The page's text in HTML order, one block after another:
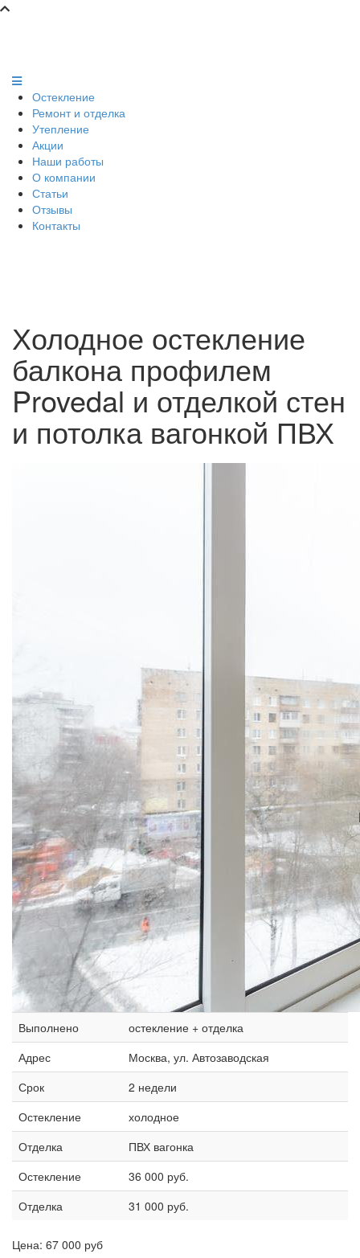
Остекление
Ремонт и отделка
Утепление
Акции
Наши работы
О компании
Статьи
Отзывы
Контакты
Холодное остекление
балкона профилем
Provedal и отделкой стен
и потолка вагонкой ПВХ
Выполнено
остекление + отделка
Адрес
Москва, ул. Автозаводская
Срок
2 недели
Остекление
холодное
Отделка
ПВХ вагонка
Остекление
36 000 руб.
Отделка
31 000 руб.
Цена: 67 000 руб